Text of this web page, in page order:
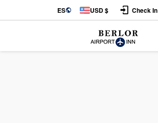
ES USD $ Check In